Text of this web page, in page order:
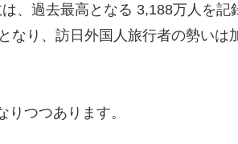
、過去最高となる 3,188万人を記
なり、訪日外国人旅行者の勢いは
つつあります。